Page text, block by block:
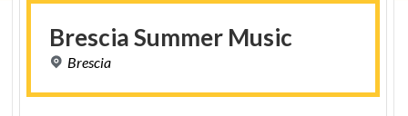
BresciaSummer Music
Brescia